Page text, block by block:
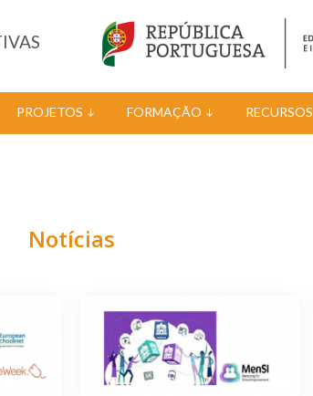
PROJETOS FORMAÇÃO RECURSOS
Notícias